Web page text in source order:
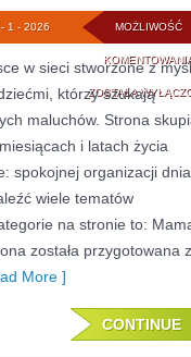
MOŻLIWOŚĆ
ZOSTAŁA
1 - 2026
w sieci stworzone z
którzy szukają
maluchów. Strona
i latach życia
spokojnej organizacji dnia.
wiele tematów
na stronie to:
została przygotowana z
More ]
CONTINUE